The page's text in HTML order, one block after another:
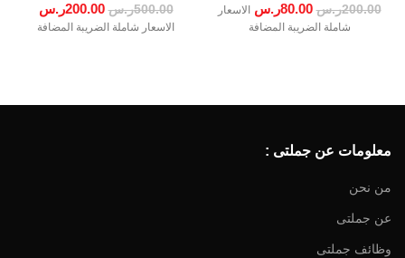
200.00ر.س 80.00ر.س
الاسعار
شاملة الضريبة المضافة
500.00ر.س 200.00ر.س
الاسعار شاملة الضريبة المضافة
معلومات عن جملتى :
من نحن
عن جملتى
وظائف جملتى